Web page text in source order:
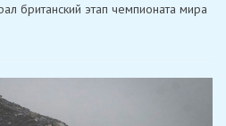
британский этап чемпионата мира